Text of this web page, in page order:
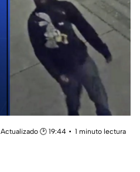
| Actualizado 🕑 19:44
1 minuto lectura